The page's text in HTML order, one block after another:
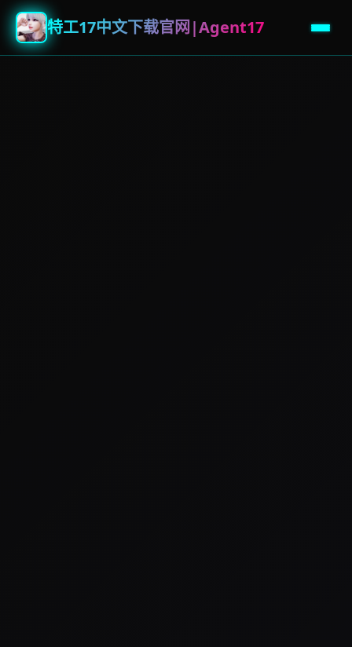
特工17中文下载官网|Agent17